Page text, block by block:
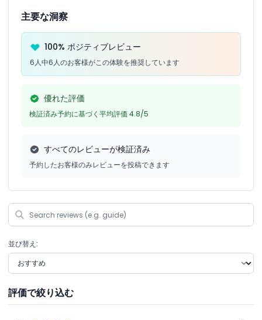
主要な洞察
100% ポジティブレビュー
6人中6人のお客様がこの体験を推奨しています
優れた評価
検証済み予約に基づく平均評価 4.8/5
すべてのレビューが検証済み
予約したお客様のみレビューを投稿できます
並び替え:
評価で絞り込む